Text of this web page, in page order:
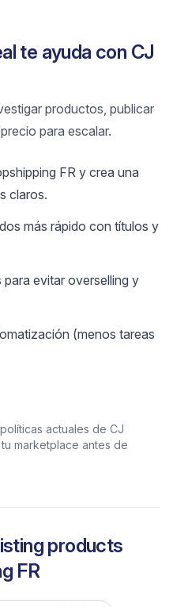
te ayuda con CJ
productos, publicar
para escalar.
FR y crea una
claros.
más rápido con títulos y
evitar overselling y
(menos tareas
actuales de CJ
marketplace antes de
products
FR